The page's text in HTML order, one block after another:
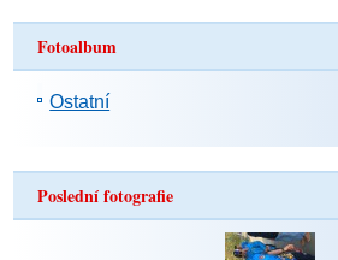
Fotoalbum
Ostatní
Poslední fotografie